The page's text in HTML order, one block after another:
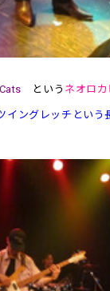
という ネオロ
イングレッチという